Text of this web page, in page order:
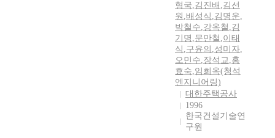
형국,김진배 ,김선
원 ,배성식 ,김명운,
박철수,강옥철 ,김
기명 ,문만철 ,이태
식 ,구윤의 ,성미자,
오민수,장석교,홍
효숙,임희옥(청석
엔지니어링)
대한주택공사
1996
한국건설기술연
구원